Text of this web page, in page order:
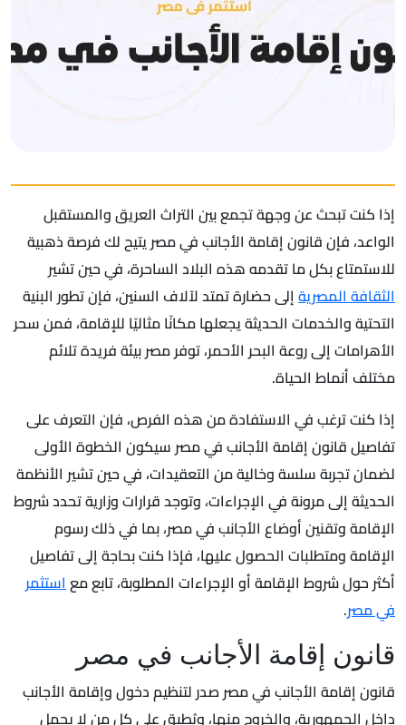
إذا كنت تبحث عن وجهة تجمع بين التراث العريق والمستقبل
الواعد، فإن قانون إقامة الأجانب في مصر يتيح لك فرصة ذهبية
للاستمتاع بكل ما تقدمه هذه البلاد الساحرة، في حين تشير
الثقافة المصريةإلى حضارة تمتد لآلاف السنين، فإن تطور البنية
التحتية والخدمات الحديثة يجعلها مكانًا مثاليًا للإقامة، فمن سحر
الأهرامات إلى روعة البحر الأحمر، توفر مصر بيئة فريدة تلائم
مختلف أنماط الحياة.
إذا كنت ترغب في الاستفادة من هذه الفرص، فإن التعرف على
تفاصيل قانون إقامة الأجانب في مصر سيكون الخطوة الأولى
لضمان تجربة سلسة وخالية من التعقيدات، في حين تشير الأنظمة
الحديثة إلى مرونة في الإجراءات، وتوجد قرارات وزارية تحدد شروط
الإقامة وتقنين أوضاع الأجانب في مصر، بما في ذلك رسوم
الإقامة ومتطلبات الحصول عليها، فإذا كنت بحاجة إلى تفاصيل
أكثر حول شروط الإقامة أو الإجراءات المطلوبة، تابع معاستثمر
في مصر.
قانون إقامة الأجانب في مصر
قانون إقامة الأجانب في مصر صدر لتنظيم دخول وإقامة الأجانب
داخل الجمهورية، والخروج منها، ويُطبق على كل من لا يحمل